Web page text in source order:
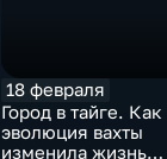
18 февраля
Город в тайге. Как
эволюция вахты
изменила жизнь